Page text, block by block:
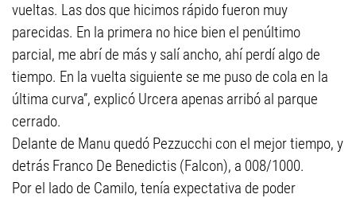
vueltas. Las dos que hicimos rápido fueron muy
parecidas. En la primera no hice bien el penúltimo
parcial, me abrí de más y salí ancho, ahí perdí algo de
tiempo. En la vuelta siguiente se me puso de cola en la
última curva”, explicó Urcera apenas arribó al parque
cerrado.
Delante de Manu quedó Pezzucchi con el mejor tiempo, y
detrás Franco De Benedictis (Falcon), a 008/1000.
Por el lado de Camilo, tenía expectativa de poder